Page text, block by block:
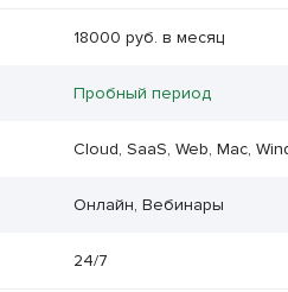
18000 руб. в месяц
Пробный период
Cloud, SaaS, Web, Mac,
Онлайн, Вебинары
24/7